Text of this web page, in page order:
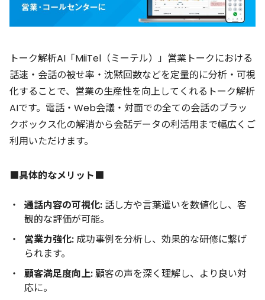
トーク解析AI「MiiTel（ミーテル）」営業トークにおける
話速・会話の被せ率・沈黙回数などを定量的に分析・可視
化することで、営業の生産性を向上してくれるトーク解析
AIです。電話・Web会議・対面での全ての会話のブラッ
クボックス化の解消から会話データの利活用まで幅広くご
利用いただけます。
■具体的なメリット■
通話内容の可視化: 話し方や言葉遣いを数値化し、客
観的な評価が可能。
営業力強化: 成功事例を分析し、効果的な研修に繋げ
られます。
顧客満足度向上:顧客の声を深く理解し、より良い対
応に。